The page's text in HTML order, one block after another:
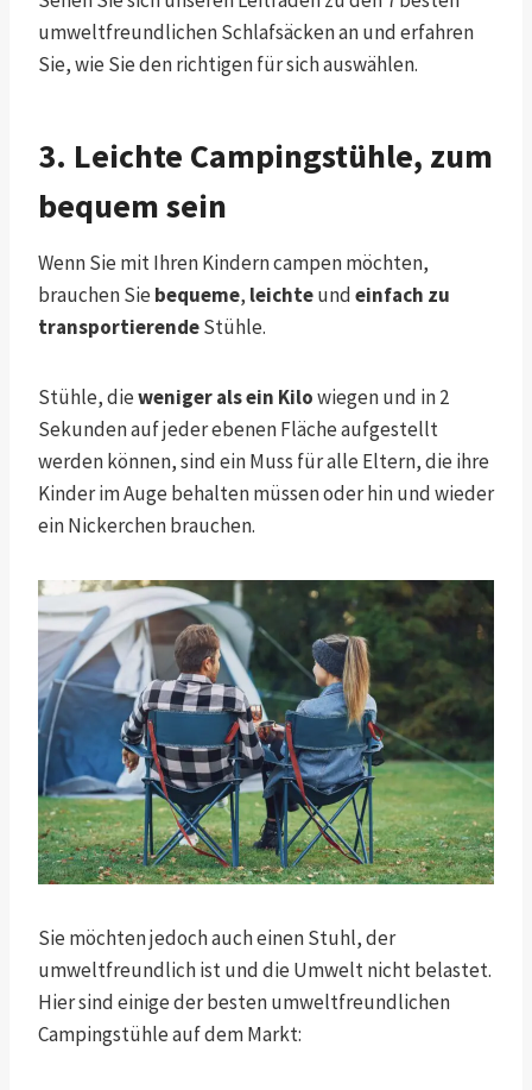
umweltfreundlichen Schlafsäcken an und erfahren
Sie, wie Sie den richtigen für sich auswählen.
3. Leichte Campingstühle, zum
bequem sein
Wenn Sie mit Ihren Kindern campen möchten,
brauchen Sie bequeme, leichteundeinfach zu
transportierendeStühle.
Stühle, dieweniger als ein Kilowiegen und in 2
Sekunden auf jeder ebenen Fläche aufgestellt
werden können, sind ein Muss für alle Eltern, die ihre
Kinder im Auge behalten müssen oder hin und wieder
ein Nickerchen brauchen.
Sie möchten jedoch auch einen Stuhl, der
umweltfreundlich ist und die Umwelt nicht belastet.
Hier sind einige der besten umweltfreundlichen
Campingstühle auf dem Markt: